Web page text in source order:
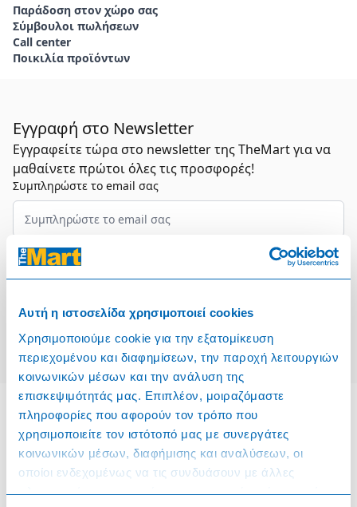
Αυτή η ιστοσελίδα χρησιμοποιεί cookies
Χρησιμοποιούμε cookie για την εξατομίκευση
περιεχομένου και διαφημίσεων, την παροχή λειτουργιών
κοινωνικών μέσων και την ανάλυση της
επισκεψιμότητάς μας. Επιπλέον, μοιραζόμαστε
πληροφορίες που αφορούν τον τρόπο που
χρησιμοποιείτε τον ιστότοπό μας με συνεργάτες
κοινωνικών μέσων, διαφήμισης και αναλύσεων, οι
οποίοι ενδεχομένως να τις συνδυάσουν με άλλες
πληροφορίες που τους έχετε παραχωρήσει ή τις οποίες
Παράδοση στον χώρο σας
Σύμβουλοι πωλήσεων
Call center
Ποικιλία προϊόντων
Εγγραφή στο Newsletter
Εγγραφείτε τώρα στο newsletter της TheMart για να
μαθαίνετε πρώτοι όλες τις προσφορές!
Συμπληρώστε το email σας
Επιλέξτε τον τομέα σας
Πληροφορίες
Όροι & Προϋποθέσεις